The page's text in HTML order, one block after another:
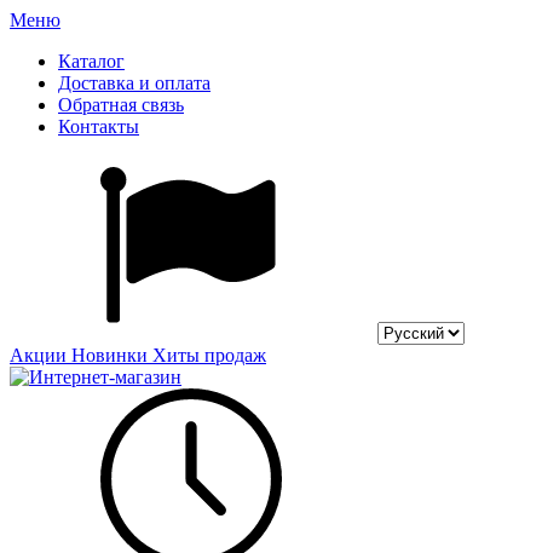
Меню
Каталог
Доставка и оплата
Обратная связь
Контакты
Акции Новинки Хиты продаж